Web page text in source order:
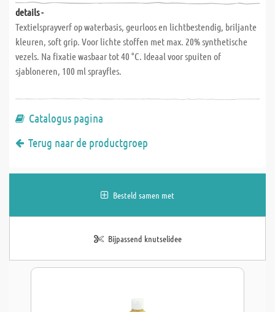
details -
Textielsprayverf op waterbasis, geurloos en lichtbestendig, briljante
kleuren, soft grip. Voor lichte stoffen met max. 20% synthetische
vezels. Na fixatie wasbaar tot 40 °C. Ideaal voor spuiten of
sjabloneren, 100 ml sprayfles.
Catalogus pagina
Terug naar de productgroep
Besteld samen met
Bijpassend knutselidee